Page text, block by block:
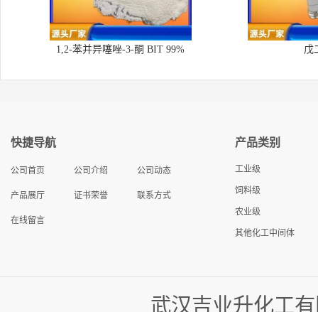
1,2-苯并异噻唑-3-酮 BIT 99% 戊
快捷导航
公司首页 公司介绍 公司动态
产品展厅 证书荣誉 联系方式
在线留言
产品类别
工业级
饲料级
农业级
其他化工中间体
武汉吉业升化工